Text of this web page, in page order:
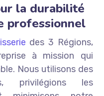
la durabilité
professionnel
des 3 Régions,
à mission qui
Nous utilisons des
privilégions les